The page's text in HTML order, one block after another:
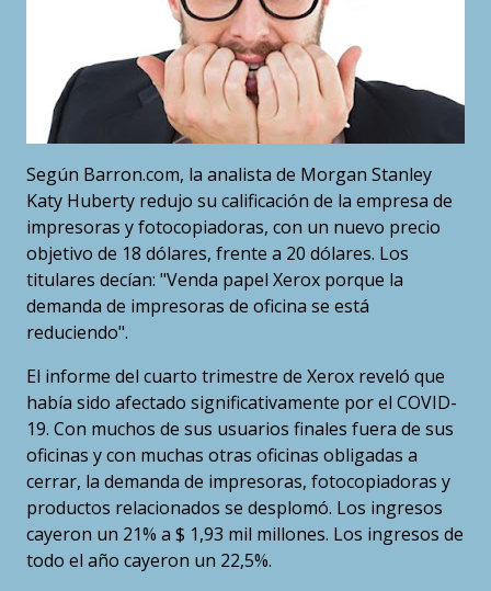
Según Barron.com, la analista de Morgan Stanley
Katy Huberty redujo su calificación de la empresa de
impresoras y fotocopiadoras, con un nuevo precio
objetivo de 18 dólares, frente a 20 dólares. Los
titulares decían: "Venda papel Xerox porque la
demanda de impresoras de oficina se está
reduciendo".
El informe del cuarto trimestre de Xerox reveló que
había sido afectado significativamente por el COVID-
19. Con muchos de sus usuarios finales fuera de sus
oficinas y con muchas otras oficinas obligadas a
cerrar, la demanda de impresoras, fotocopiadoras y
productos relacionados se desplomó. Los ingresos
cayeron un 21% a $ 1,93 mil millones. Los ingresos de
todo el año cayeron un 22,5%.